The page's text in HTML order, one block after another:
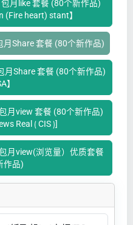
月like 套餐 (80个新作品)
(Fire heart) stant】
月Share 套餐 (80个新作品)
月Share 套餐 (80个新作品)
】
月view 套餐 (80个新作品)
Real ⟮ CIS ⟯]
月view(浏览量）优质套餐
作品)